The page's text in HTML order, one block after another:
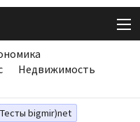
Недвижимость
Тесты bigmir)net